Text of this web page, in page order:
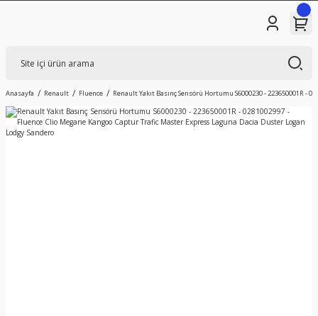
Anasayfa Renault Fluence Renault Yakıt Basınç Sensörü Hortumu S6000230 - 223650001R -